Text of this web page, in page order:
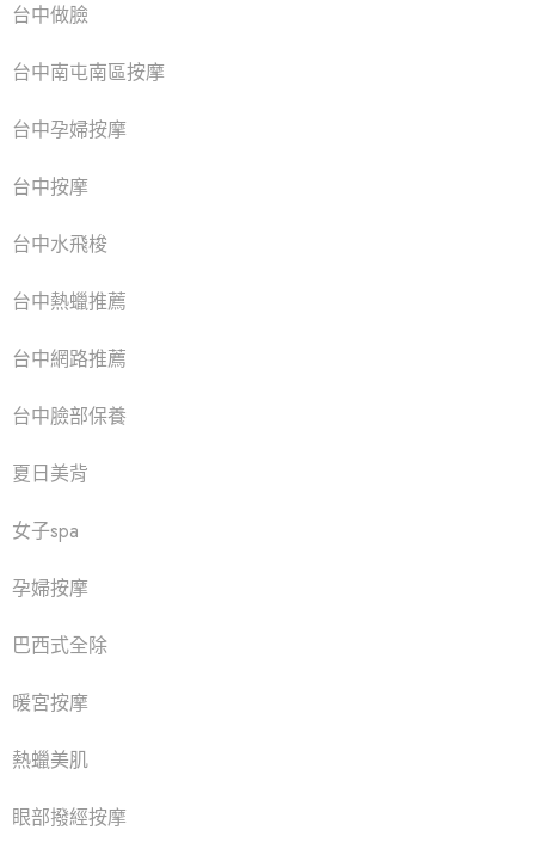
台中做臉
台中南屯南區按摩
台中孕婦按摩
台中按摩
台中水飛梭
台中熱蠟推薦
台中網路推薦
台中臉部保養
夏日美背
女子spa
孕婦按摩
巴西式全除
暖宮按摩
熱蠟美肌
眼部撥經按摩